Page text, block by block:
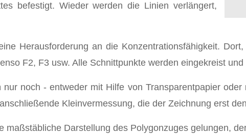
befestigt. Wieder werden die Linien verlängert,
Herausforderung an die Konzentrationsfähigkeit.
F2, F3 usw. Alle Schnittpunkte werden eingekreist und
noch - entweder mit Hilfe von Transparentpapier
Kleinvermessung, die der Zeichnung erst
maßstäbliche Darstellung des Polygonzuges gelungen,